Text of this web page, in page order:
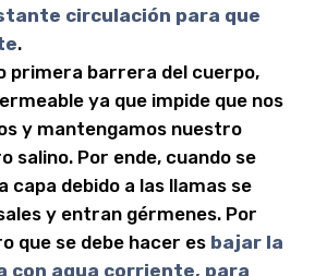
circulación para que
.
primera barrera del cuerpo,
ya que impide que nos
y mantengamos nuestro
salino. Por ende, cuando se
capa debido a las llamas se
y entran gérmenes. Por
que se debe hacer es bajar la
con agua corriente, para